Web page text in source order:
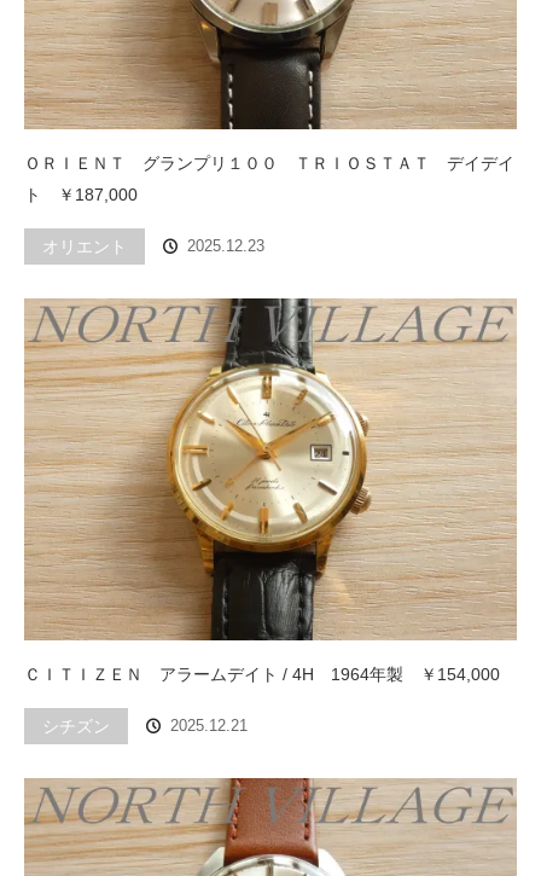
ＯＲＩＥＮＴ グランプリ１００ ＴＲＩＯＳＴＡＴ デイデイ
ト ￥187,000
オリエント 2025.12.23
ＣＩＴＩＺＥＮ アラームデイト / 4H 1964年製 ￥154,000
シチズン 2025.12.21